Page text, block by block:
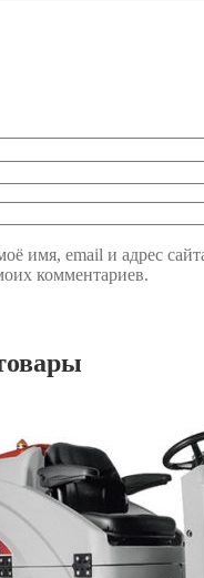
имя, email и адрес
комментариев.